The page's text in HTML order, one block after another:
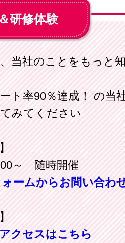
研修体験
当社のことをもっと
ト率90％達成！ の当
みてください
～ 随時開催
ームからお問い合わ
アクセスはこちら